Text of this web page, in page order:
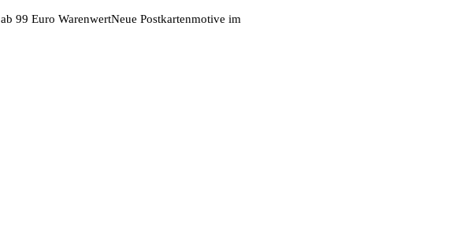
99 Euro WarenwertNeue Postkartenmotive im